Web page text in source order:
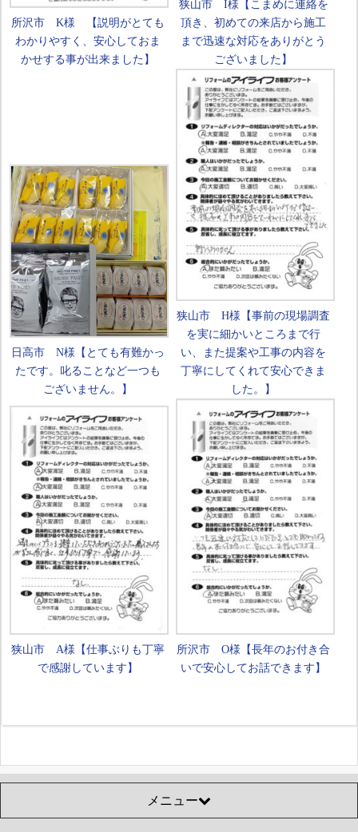
所沢市 K様 【説明がとても
わかりやすく、安心しておま
かせする事が出来ました】
狭山市 I様【こまめに連絡を
頂き、初めての来店から施工
まで迅速な対応をありがとう
ございました】
日高市 N様【とても有難かっ
たです。叱ることなど一つも
ございません。】
狭山市 H様【事前の現場調査
を実に細かいところまで行
い、また提案や工事の内容を
丁寧にしてくれて安心できま
した。】
狭山市 A様【仕事ぶりも丁寧
で感謝しています】
所沢市 O様【長年のお付き合
いで安心してお話できます】
メニュー